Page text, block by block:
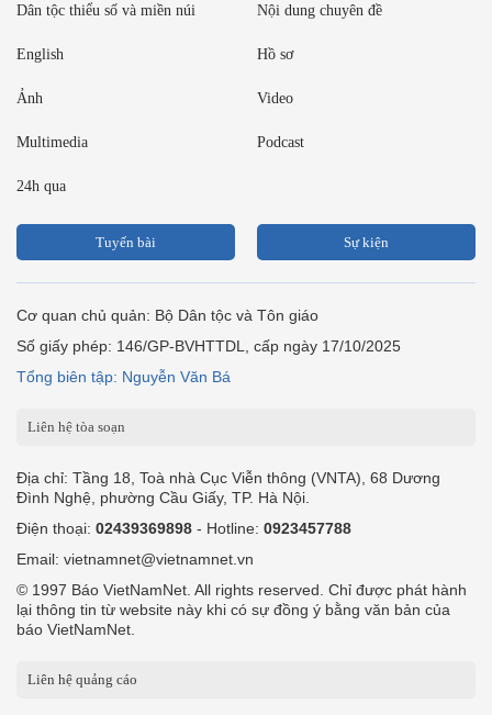
Dân tộc thiểu số và miền núi Nội dung chuyên đề
English Hồ sơ
Ảnh Video
Multimedia Podcast
24h qua
Tuyến bài Sự kiện
Cơ quan chủ quản: Bộ Dân tộc và Tôn giáo
Số giấy phép: 146/GP-BVHTTDL, cấp ngày 17/10/2025
Tổng biên tập: Nguyễn Văn Bá
Liên hệ tòa soạn
Địa chỉ: Tầng 18, Toà nhà Cục Viễn thông (VNTA), 68 Dương
Đình Nghệ, phường Cầu Giấy, TP. Hà Nội.
Điện thoại: 02439369898 - Hotline: 0923457788
Email: vietnamnet@vietnamnet.vn
© 1997 Báo VietNamNet. All rights reserved. Chỉ được phát hành
lại thông tin từ website này khi có sự đồng ý bằng văn bản của
báo VietNamNet.
Liên hệ quảng cáo